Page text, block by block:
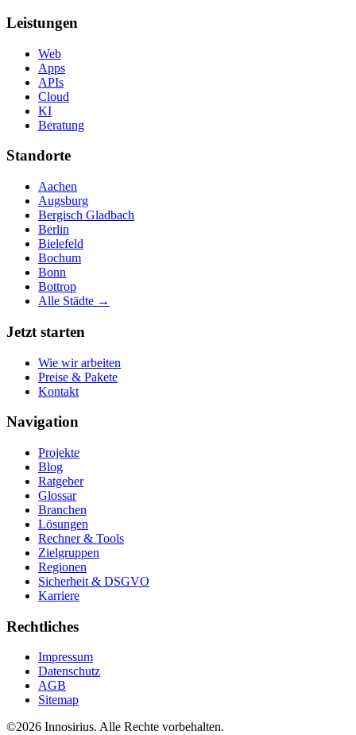
Leistungen
Web
Apps
APIs
Cloud
KI
Beratung
Standorte
Aachen
Augsburg
Bergisch Gladbach
Berlin
Bielefeld
Bochum
Bonn
Bottrop
Alle Städte →
Jetzt starten
Wie wir arbeiten
Preise & Pakete
Kontakt
Navigation
Projekte
Blog
Ratgeber
Glossar
Branchen
Lösungen
Rechner & Tools
Zielgruppen
Regionen
Sicherheit & DSGVO
Karriere
Rechtliches
Impressum
Datenschutz
AGB
Sitemap
©2026 Innosirius. Alle Rechte vorbehalten.